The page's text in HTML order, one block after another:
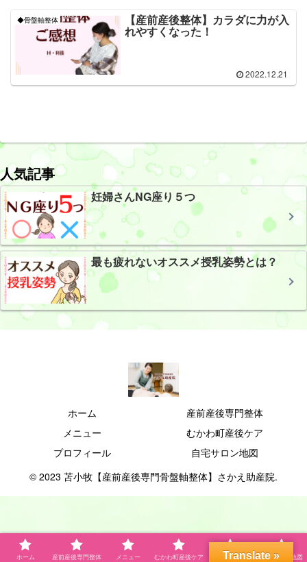
◆骨盤軸整体 【産前産後整体】カラダに力が入
れやすくなった！
2022.12.21
人気記事
妊婦さんNG座り５つ
最も疲れないオススメ授乳姿勢とは？
ホーム
産前産後専門整体
メニュー
むかわ町産後ケア
プロフィール
自宅サロン地図
© 2023 苫小牧【産前産後専門骨盤軸整体】さかえ助産院.
ホーム 産前産後専門整体 メニュー むかわ町産後ケア プロフィール 自宅サロン地図
Translate »